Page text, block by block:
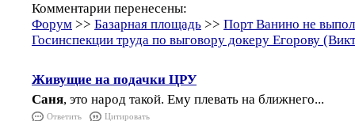
Комментарии перенесены:
Форум >> Базарная площадь >> Порт Ванино не
Госинспекции труда по выговору докеру Егорову
Живущие на подачки ЦРУ
Саня, это народ такой. Ему плевать на ближнего...
Ответить Цитировать